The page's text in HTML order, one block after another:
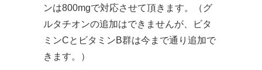
ンは800mgで対応させて頂きます。（グ
ルタチオンの追加はできませんが、ビタ
ミンCとビタミンB群は今まで通り追加で
きます。）